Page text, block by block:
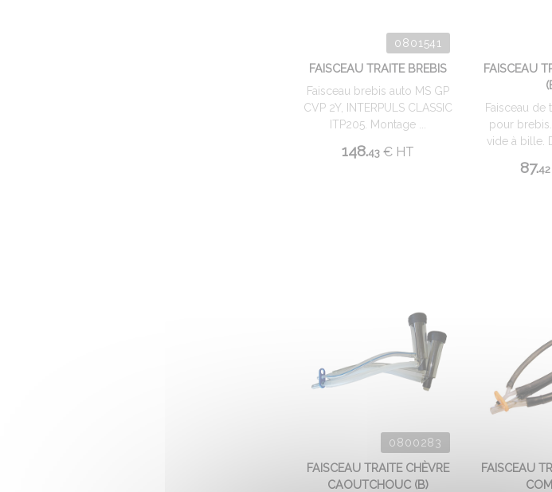
0801541
FAISCEAU TRAITE BREBIS
Faisceau brebis auto MS GP
CVP 2Y, INTERPULS CLASSIC
ITP205. Montage ...
148.43 €HT
FAISCEAU
Faisceau de
pour
vide à bille.
87.42
0800283
FAISCEAU TRAITE CHÈVRE
CAOUTCHOUC (B)
FAISCEAU